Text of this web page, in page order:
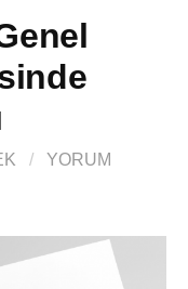
/
YORUM